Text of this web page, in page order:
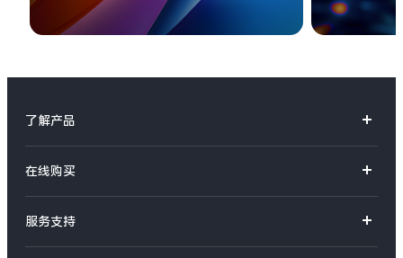
了解产品
S系列
Y系列
在线购买
选购手机
服务支持